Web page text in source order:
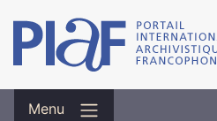
Menu